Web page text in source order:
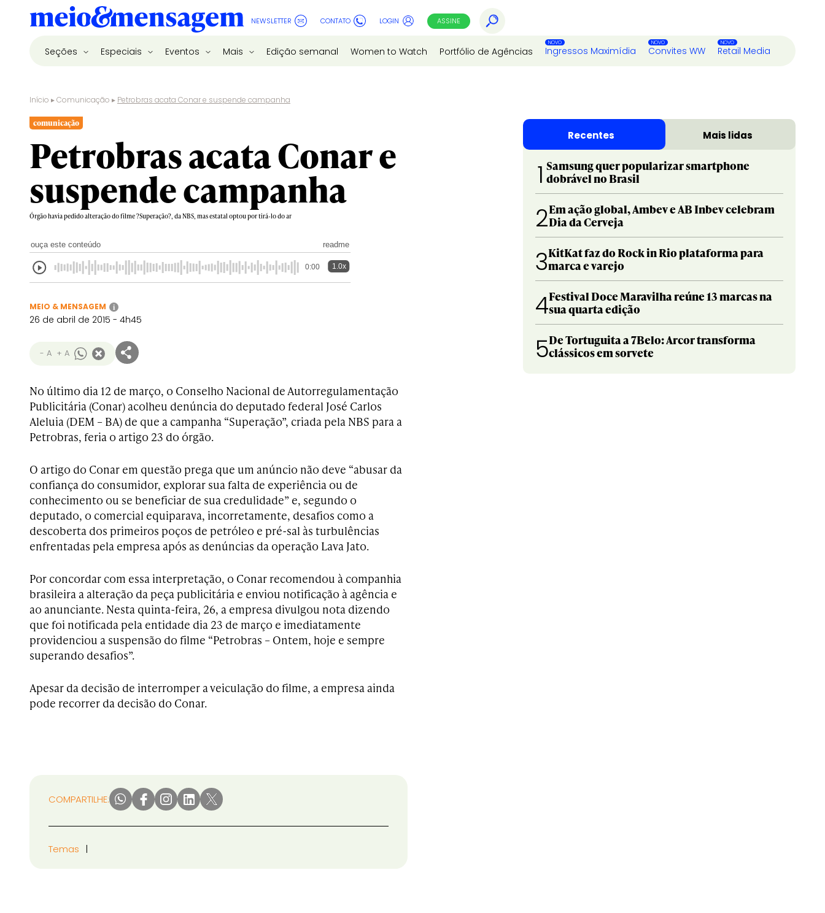
NEWSLETTER CONTATO LOGIN ASSINE
Seções Especiais Eventos Mais Edição semanal Women to Watch Portfólio de Agências Ingressos Maximídia Convites WW Retail Media
Início ▸Comunicação ▸ Petrobras acata Conar e suspende campanha
comunicação
Petrobras acata Conar e
suspende campanha
Órgão havia pedido alteração do filme ?Superação?, da NBS, mas estatal optou por tirá-lo do ar
ouça este conteúdo readme
0:00 1.0x
MEIO & MENSAGEM i
26 de abril de 2015 - 4h45
- A + A
No último dia 12 de março, o Conselho Nacional de Autorregulamentação
Publicitária (Conar) acolheu denúncia do deputado federal José Carlos
Aleluia (DEM – BA) de que a campanha “Superação”, criada pela NBS para a
Petrobras, feria o artigo 23 do órgão.
O artigo do Conar em questão prega que um anúncio não deve “abusar da
confiança do consumidor, explorar sua falta de experiência ou de
conhecimento ou se beneficiar de sua credulidade” e, segundo o
deputado, o comercial equiparava, incorretamente, desafios como a
descoberta dos primeiros poços de petróleo e pré-sal às turbulências
enfrentadas pela empresa após as denúncias da operação Lava Jato.
Por concordar com essa interpretação, o Conar recomendou à companhia
brasileira a alteração da peça publicitária e enviou notificação à agência e
ao anunciante. Nesta quinta-feira, 26, a empresa divulgou nota dizendo
que foi notificada pela entidade dia 23 de março e imediatamente
providenciou a suspensão do filme “Petrobras – Ontem, hoje e sempre
superando desafios”.
Apesar da decisão de interromper a veiculação do filme, a empresa ainda
pode recorrer da decisão do Conar.
COMPARTILHE:
Temas
Recentes Mais lidas
1 Samsung quer popularizar smartphone
dobrável no Brasil
2Em ação global, Ambev e AB Inbev celebram
Dia da Cerveja
3KitKat faz do Rock in Rio plataforma para
marca e varejo
4Festival Doce Maravilha reúne 13 marcas na
sua quarta edição
5De Tortuguita a 7Belo: Arcor transforma
clássicos em sorvete